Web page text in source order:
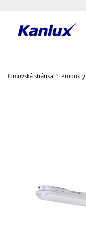
główna
Domovská stránka Produkty